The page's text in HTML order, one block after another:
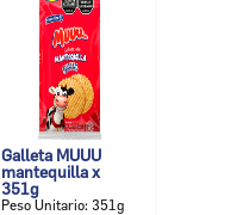
Galleta MUUU
mantequilla x
351g
Peso Unitario: 351g